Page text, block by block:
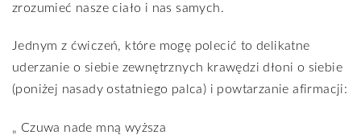
zrozumieć nasze ciało i nas samych.
Jednym z ćwiczeń, które mogę polecić to delikatne
uderzanie o siebie zewnętrznych krawędzi dłoni o siebie
(poniżej nasady ostatniego palca) i powtarzanie afirmacji:
„ Czuwa nade mną wyższa